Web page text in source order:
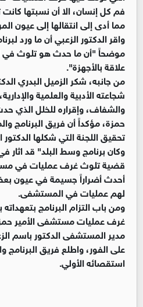
فم كل إنسان، الا أن نسبتها كانت
مما أدى إلى انتقالها إلى عيون
واقر الدكتور الزعبي أن ما ورد
موضحاً "أن ما حدث هو تلوث
علاقة بالأجهزة".
من جانبه، شكر الزميل البدري
شجاعته الأدبية والعلمية
والشفاف، وإقراره للخلل الذي
حمزة، مؤكداً أن فريق البرنامج
تحقيق اللجنة التي شكلها الدكتور
وكان برنامج وسط البلد" قد اثار
قضية تلوث غرف عمليات في
أحدث أضراراً جسيمة في عيون
لهم عمليات في المستشفى.
ومن باب التزام البرنامج
غرف عمليات مستشفى الأمير
مدير المستشفى الدكتور باسم
على الفور، واطلع فريق البرنامج
استقصائه الأولي.